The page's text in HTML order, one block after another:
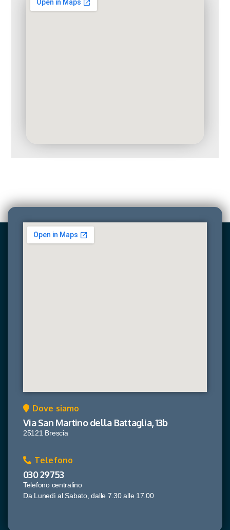
Dove siamo
Via San Martino della Battaglia, 13b
25121 Brescia
Telefono
030 29753
Telefono centralino
Da Lunedì al Sabato, dalle 7.30 alle 17.00